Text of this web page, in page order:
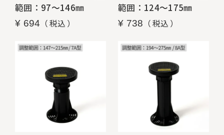
範囲：97～146㎜
¥ 694 税込
範囲：124～175㎜
¥ 738 税込